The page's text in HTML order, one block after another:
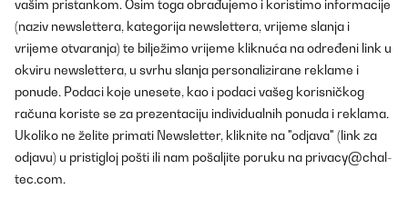
vašim pristankom. Osim toga obrađujemo i koristimo informacije
(naziv newslettera, kategorija newslettera, vrijeme slanja i
vrijeme otvaranja) te bilježimo vrijeme kliknuća na određeni link u
okviru newslettera, u svrhu slanja personalizirane reklame i
ponude. Podaci koje unesete, kao i podaci vašeg korisničkog
računa koriste se za prezentaciju individualnih ponuda i reklama.
Ukoliko ne želite primati Newsletter, kliknite na "odjava" (link za
odjavu) u pristigloj pošti ili nam pošaljite poruku na privacy@chal-
tec.com.